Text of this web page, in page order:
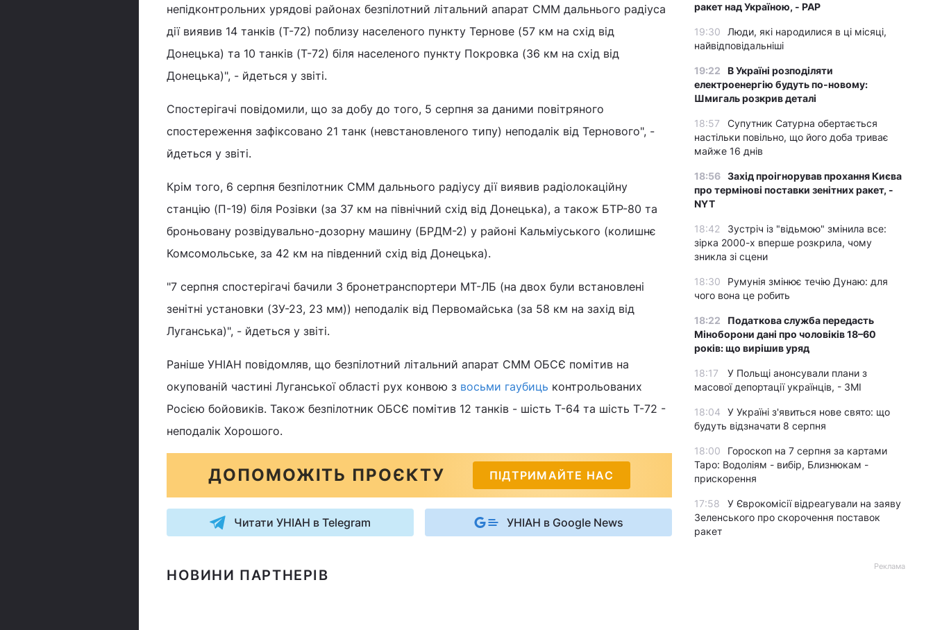
непідконтрольних урядові районах безпілотний літальний апарат СММ дальнього радіуса
дії виявив 14 танків (Т-72) поблизу населеного пункту Тернове (57 км на схід від
Донецька) та 10 танків (Т-72) біля населеного пункту Покровка (36 км на схід від
Донецька)", - йдеться у звіті.
Спостерігачі повідомили, що за добу до того, 5 серпня за даними повітряного
спостереження зафіксовано 21 танк (невстановленого типу) неподалік від Тернового", -
йдеться у звіті.
Крім того, 6 серпня безпілотник СММ дальнього радіусу дії виявив радіолокаційну
станцію (П-19) біля Розівки (за 37 км на північний схід від Донецька), а також БТР-80 та
броньовану розвідувально-дозорну машину (БРДМ-2) у районі Кальміуського (колишнє
Комсомольське, за 42 км на південний схід від Донецька).
"7 серпня спостерігачі бачили 3 бронетранспортери МТ-ЛБ (на двох були встановлені
зенітні установки (ЗУ-23, 23 мм)) неподалік від Первомайська (за 58 км на захід від
Луганська)", - йдеться у звіті.
Раніше УНІАН повідомляв, що безпілотний літальний апарат СММ ОБСЄ помітив на
окупованій частині Луганської області рух конвою з восьми гаубиць контрольованих
Росією бойовиків. Також безпілотник ОБСЄ помітив 12 танків - шість Т-64 та шість Т-72 -
неподалік Хорошого.
ДОПОМОЖІТЬ ПРОЄКТУ ПІДТРИМАЙТЕ НАС
Читати УНІАН в Telegram УНІАН в Google News
НОВИНИ ПАРТНЕРІВ
ракет над Україною, - PAP
19:30
Люди, які народилися в ці місяці,
найвідповідальніші
19:22
В Україні розподіляти
електроенергію будуть по-новому:
Шмигаль розкрив деталі
18:57
Супутник Сатурна обертається
настільки повільно, що його доба триває
майже 16 днів
18:56 Захід проігнорував прохання Києва
про термінові поставки зенітних ракет, -
NYT
18:42
Зустріч із "відьмою" змінила все:
зірка 2000-х вперше розкрила, чому
зникла зі сцени
18:30
Румунія змінює течію Дунаю: для
чого вона це робить
18:22
Податкова служба передасть
Міноборони дані про чоловіків 18–60
років: що вирішив уряд
18:17
У Польщі анонсували плани з
масової депортації українців, - ЗМІ
18:04
У Україні з'явиться нове свято: що
будуть відзначати 8 серпня
18:00
Гороскоп на 7 серпня за картами
Таро: Водоліям - вибір, Близнюкам -
прискорення
17:58
У Єврокомісії відреагували на заяву
Зеленського про скорочення поставок
ракет
Реклама